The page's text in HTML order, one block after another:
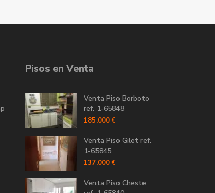
Pisos en Venta
Venta Piso Borboto
ref. 1-65848
185.000 €
Venta Piso Gilet ref.
1-65845
137.000 €
Venta Piso Cheste